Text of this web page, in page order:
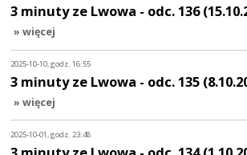
3 minuty ze Lwowa - odc. 136
» więcej
2025-10-10, godz. 16:55
3 minuty ze Lwowa - odc. 135
» więcej
2025-10-01, godz. 23:48